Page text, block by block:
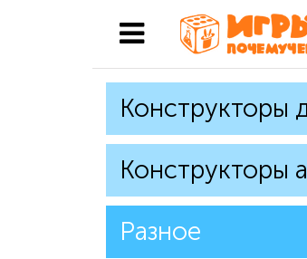
Конструкторы
Конструкторы
Разное